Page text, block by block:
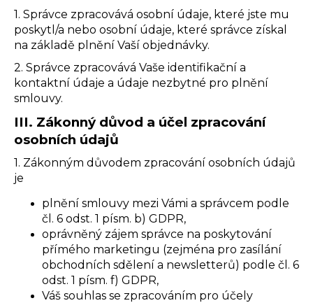
1. Správce zpracovává osobní údaje, které jste mu
poskytl/a nebo osobní údaje, které správce získal
na základě plnění Vaší objednávky.
2. Správce zpracovává Vaše identifikační a
kontaktní údaje a údaje nezbytné pro plnění
smlouvy.
III. Zákonný důvod a účel zpracování
osobních údajů
1. Zákonným důvodem zpracování osobních údajů
je
plnění smlouvy mezi Vámi a správcem podle
čl. 6 odst. 1 písm. b) GDPR,
oprávněný zájem správce na poskytování
přímého marketingu (zejména pro zasílání
obchodních sdělení a newsletterů) podle čl. 6
odst. 1 písm. f) GDPR,
Váš souhlas se zpracováním pro účely